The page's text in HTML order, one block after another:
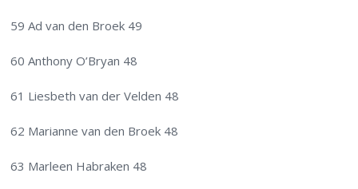
59 Ad van den Broek 49
60 Anthony O’Bryan 48
61 Liesbeth van der Velden 48
62 Marianne van den Broek 48
63 Marleen Habraken 48